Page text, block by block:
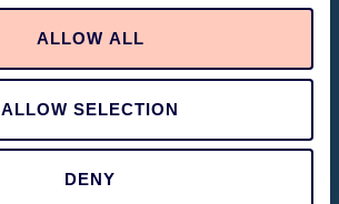
ALLOW ALL
ALLOW SELECTION
DENY